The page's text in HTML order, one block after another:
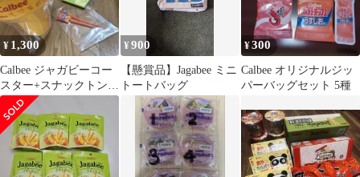
¥ 1,300
Calbee ジャガビーコー
スター+スナックトング
+タンブラー付きスナッ
クボウル
¥900
【懸賞品】Jagabee ミニ
トートバッグ
¥300
Calbee オリジナルジッ
パーバッグセット 5種